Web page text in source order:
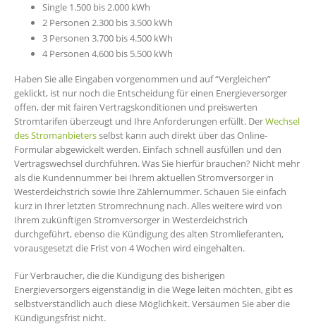
Single 1.500 bis 2.000 kWh
2 Personen 2.300 bis 3.500 kWh
3 Personen 3.700 bis 4.500 kWh
4 Personen 4.600 bis 5.500 kWh
Haben Sie alle Eingaben vorgenommen und auf “Vergleichen”
geklickt, ist nur noch die Entscheidung für einen Energieversorger
offen, der mit fairen Vertragskonditionen und preiswerten
Stromtarifen überzeugt und Ihre Anforderungen erfüllt. DerWechsel
des Stromanbietersselbst kann auch direkt über das Online-
Formular abgewickelt werden. Einfach schnell ausfüllen und den
Vertragswechsel durchführen. Was Sie hierfür brauchen? Nicht mehr
als die Kundennummer bei Ihrem aktuellen Stromversorger in
Westerdeichstrich sowie Ihre Zählernummer. Schauen Sie einfach
kurz in Ihrer letzten Stromrechnung nach. Alles weitere wird von
Ihrem zukünftigen Stromversorger in Westerdeichstrich
durchgeführt, ebenso die Kündigung des alten Stromlieferanten,
vorausgesetzt die Frist von 4 Wochen wird eingehalten.
Für Verbraucher, die die Kündigung des bisherigen
Energieversorgers eigenständig in die Wege leiten möchten, gibt es
selbstverständlich auch diese Möglichkeit. Versäumen Sie aber die
Kündigungsfrist nicht.